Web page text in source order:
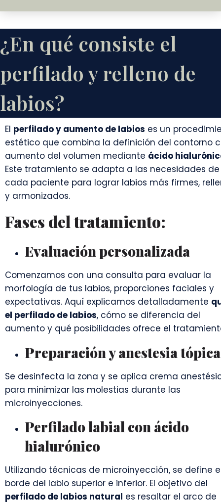
¿En qué consiste el
perfilado y relleno de
labios?
El perfilado y aumento de labios es un
estético que combina la definición del contorno
aumento del volumen mediante ácido
Este tratamiento se adapta a las necesidades de
cada paciente para lograr labios más firmes,
y armonizados.
Fases del tratamiento:
Evaluación personalizada
Comenzamos con una consulta para evaluar la
morfología de tus labios, proporciones faciales y
expectativas. Aquí explicamos detalladamente
el perfilado de labios, cómo se diferencia del
aumento y qué posibilidades ofrece el
Preparación y anestesia tópica
Se desinfecta la zona y se aplica crema
para minimizar las molestias durante las
microinyecciones.
Perfilado labial con ácido
hialurónico
Utilizando técnicas de microinyección, se define
borde del labio superior e inferior. El objetivo del
perfilado de labios natural es resaltar el arco de